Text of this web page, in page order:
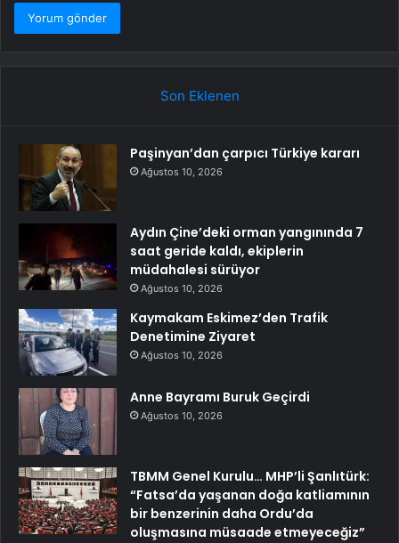
Son Eklenen
Paşinyan’dan çarpıcı Türkiye kararı
Ağustos 10, 2026
Aydın Çine’deki orman yangınında 7
saat geride kaldı, ekiplerin
müdahalesi sürüyor
Ağustos 10, 2026
Kaymakam Eskimez’den Trafik
Denetimine Ziyaret
Ağustos 10, 2026
Anne Bayramı Buruk Geçirdi
Ağustos 10, 2026
TBMM Genel Kurulu… MHP’li Şanlıtürk:
“Fatsa’da yaşanan doğa katliamının
bir benzerinin daha Ordu’da
oluşmasına müsaade etmeyeceğiz”